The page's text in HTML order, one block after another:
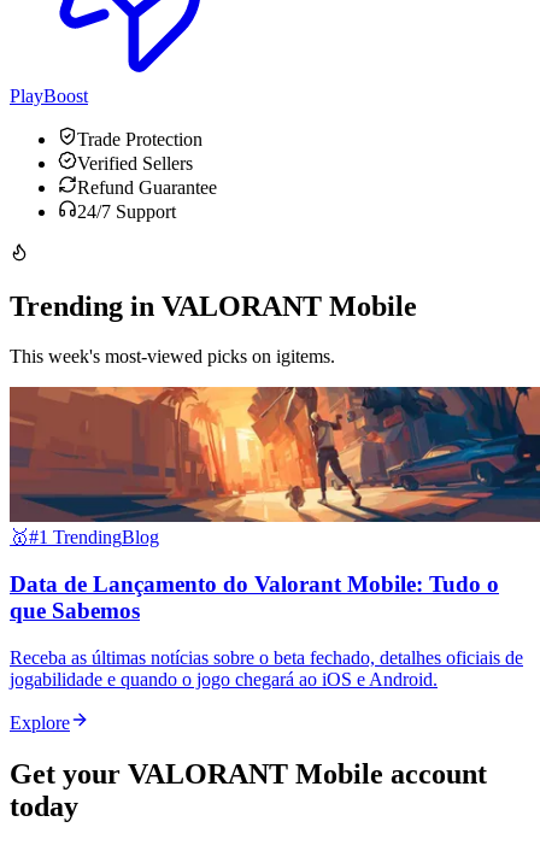
PlayBoost
Trade Protection
Verified Sellers
Refund Guarantee
24/7 Support
Trending in VALORANT Mobile
This week's most-viewed picks on igitems.
🥇#1 TrendingBlog
Data de Lançamento do Valorant Mobile: Tudo o
que Sabemos
Receba as últimas notícias sobre o beta fechado, detalhes oficiais de
jogabilidade e quando o jogo chegará ao iOS e Android.
Explore
Get your VALORANT Mobile account
today